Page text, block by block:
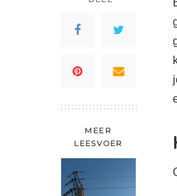
MEER
LEESVOER